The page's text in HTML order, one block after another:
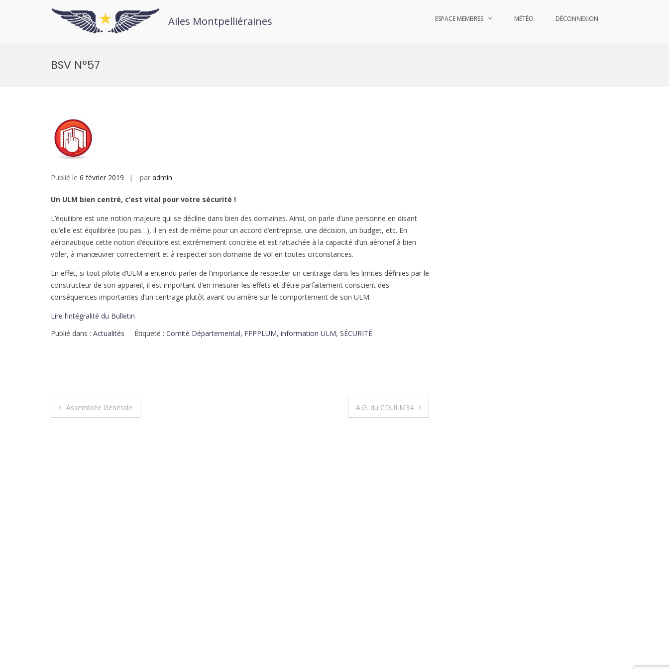
Ailes Montpelliéraines ESPACE MEMBRES MÉTÉO DÉCONNEXION
BSV N°57
Publié le 6 février 2019 par admin
Un ULM bien centré, c’est vital pour votre sécurité !
L’équilibre est une notion majeure qui se décline dans bien des domaines. Ainsi, on parle d’une personne en disant
qu’elle est équilibrée (ou pas…), il en est de même pour un accord d’entreprise, une décision, un budget, etc. En
aéronautique cette notion d’équilibre est extrêmement concrète et est rattachée à la capacité d’un aéronef à bien
voler, à manœuvrer correctement et à respecter son domaine de vol en toutes circonstances.
En effet, si tout pilote d’ULM a entendu parler de l’importance de respecter un centrage dans les limites définies par le
constructeur de son appareil, il est important d’en mesurer les effets et d’être parfaitement conscient des
conséquences importantes d’un centrage plutôt avant ou arrière sur le comportement de son ULM.
Lire l’intégralité du Bulletin
Publié dans : Actualités Étiqueté : Comité Départemental, FFPPLUM, information ULM, SÉCURITÉ
Assemblée Générale A.G. du CDULM34